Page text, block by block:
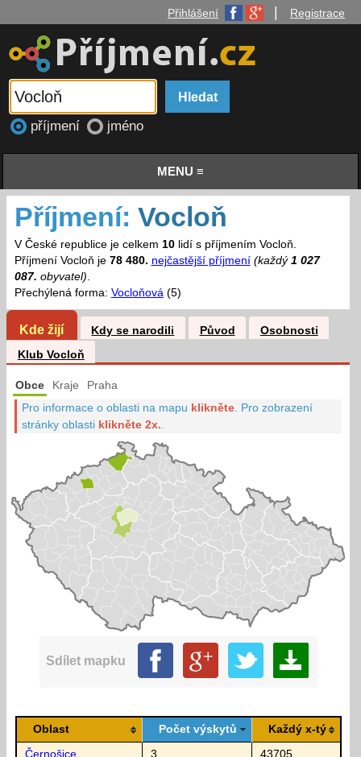
Přihlášení Registrace
příjmení jméno
MENU ≡
Příjmení: Vocloň
V České republice je celkem 10lidí s příjmením Vocloň.
Příjmení Vocloň je 78 480. nejčastější příjmení (každý 1 027
087. obyvatel).
Přechýlená forma: Vocloňová(5)
Kde žijí Kdy se narodili Původ
Osobnosti
Klub Vocloň
Obce Kraje Praha
Pro informace o oblasti na mapu klikněte Pro zobrazení
stránky oblasti klikněte 2x.
Sdílet mapku
Oblast Počet výskytů Každý x-tý
Černošice 3 43705